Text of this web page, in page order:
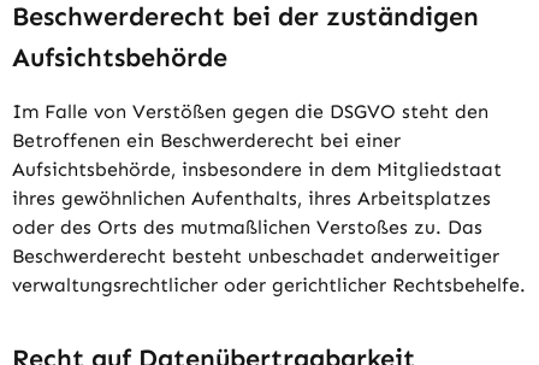
Beschwerde­recht bei der zuständigen
Aufsichts­behörde
Im Falle von Verstößen gegen die DSGVO steht den
Betroffenen ein Beschwerderecht bei einer
Aufsichtsbehörde, insbesondere in dem Mitgliedstaat
ihres gewöhnlichen Aufenthalts, ihres Arbeitsplatzes
oder des Orts des mutmaßlichen Verstoßes zu. Das
Beschwerderecht besteht unbeschadet anderweitiger
verwaltungsrechtlicher oder gerichtlicher Rechtsbehelfe.